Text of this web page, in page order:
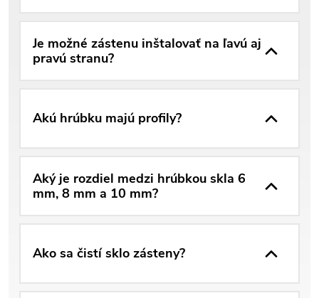
Je možné zástenu inštalovať na ľavú aj
pravú stranu?
Akú hrúbku majú profily?
Aký je rozdiel medzi hrúbkou skla 6
mm, 8 mm a 10 mm?
Ako sa čistí sklo zásteny?